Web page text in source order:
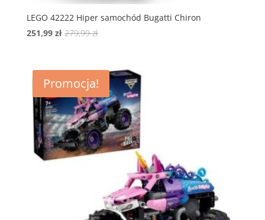
LEGO 42222 Hiper samochód Bugatti Chiron
279,99złPierwotna
279,99 zł.
251,99 zł
Aktualna
251,99 zł.
Promocja!